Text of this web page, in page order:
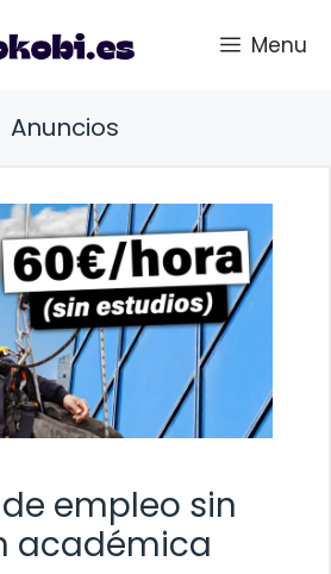
Menu
Anuncios
empleo sin
académica